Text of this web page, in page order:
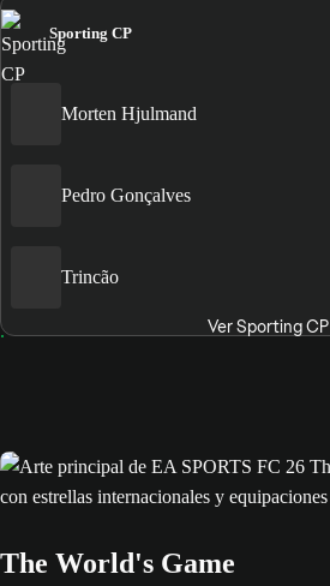
Sporting CP
Morten Hjulmand
Pedro Gonçalves
Trincão
Ver Sporting CP
The World's Game